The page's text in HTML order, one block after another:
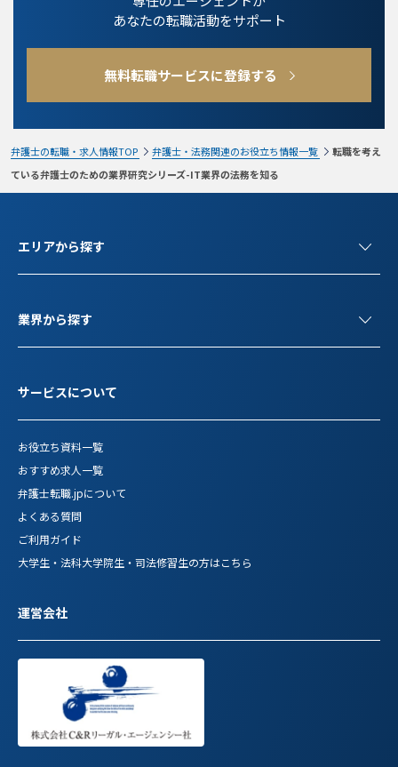
あなたの転職活動をサポート
無料転職サービスに登録する
弁護士の転職・求人情報TOP 弁護士・法務関連のお役立ち情報一覧
転職を考え
ている弁護士のための業界研究シリーズ-IT業界の法務を知る
エリアから探す
業界から探す
サービスについて
お役立ち資料一覧
おすすめ求人一覧
弁護士転職.jpについて
よくある質問
ご利用ガイド
大学生・法科大学院生・司法修習生の方はこちら
運営会社